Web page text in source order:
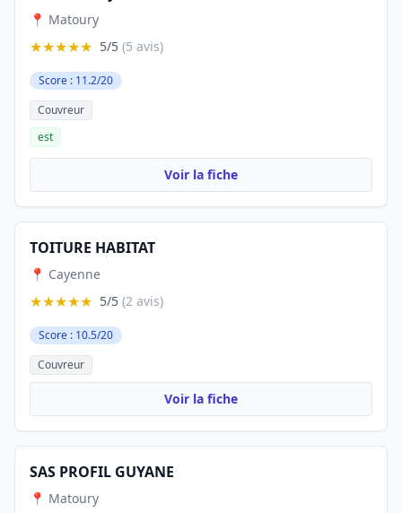
📍 Matoury
★★★★★ 5/5 (5 avis)
Score : 11.2/20
Couvreur
est
Voir la fiche
TOITURE HABITAT
📍 Cayenne
★★★★★ 5/5 (2 avis)
Score : 10.5/20
Couvreur
Voir la fiche
SAS PROFIL GUYANE
📍 Matoury